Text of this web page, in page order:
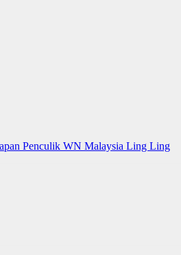
Penculik WN Malaysia Ling Ling